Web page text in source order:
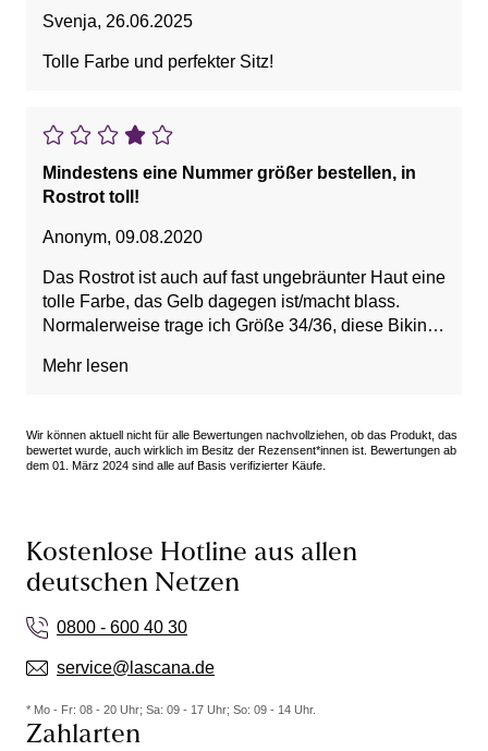
Svenja, 26.06.2025
Tolle Farbe und perfekter Sitz!
Mindestens eine Nummer größer bestellen, in
Rostrot toll!
Anonym, 09.08.2020
Das Rostrot ist auch auf fast ungebräunter Haut eine
tolle Farbe, das Gelb dagegen ist/macht blass.
Normalerweise trage ich Größe 34/36, diese Bikini-
am besten 2-3 verschiedene Größen ausprobieren,
Mehr lesen
Wir können aktuell nicht für alle Bewertungen nachvollziehen, ob das Produkt, das
bewertet wurde, auch wirklich im Besitz der Rezensent*innen ist. Bewertungen ab
dem 01. März 2024 sind alle auf Basis verifizierter Käufe.
Kostenlose Hotline aus allen
deutschen Netzen
0800 - 600 40 30
service@lascana.de
* Mo - Fr: 08 - 20 Uhr; Sa: 09 - 17 Uhr; So: 09 - 14 Uhr.
Zahlarten